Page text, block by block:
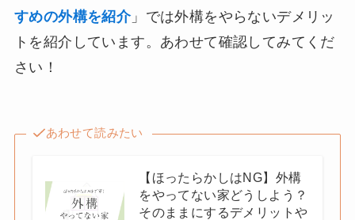
すめの外構を紹介」では外構をやらないデメリッ
トを紹介しています。あわせて確認してみてくだ
さい！
あわせて読みたい
【ほったらかしはNG】外構
をやってない家どうしよう？
そのままにするデメリットや